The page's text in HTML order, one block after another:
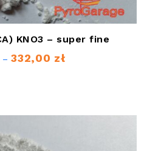
KNO3 – super fine
– 332,00 złZakres